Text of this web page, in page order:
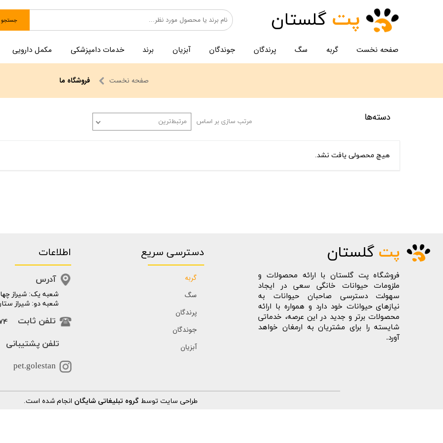
صفحه نخست گربه سگ پرندگان جوندگان آبزیان برند خدمات دامپزشکی مکمل دارویی
جستجو پت گلستان
صفحه نخست فروشگاه ما
دسته‌ها مرتب سازی بر اساس مرتبط‌ترین
هیچ محصولی یافت نشد.
پت گلستان
فروشگاه پت گلستان با ارائه محصولات و
ملزومات حیوانات خانگی سعی در ایجاد
سهولت دسترسی صاحبان حیوانات به
نیازهای حیوانات خود دارد و همواره با ارائه
محصولات برتر و جدید در این عرصه، خدماتی
شایسته را برای مشتریان به ارمغان خواهد
آورد.
دسترسی سریع
گربه
سگ
پرندگان
جوندگان
آبزیان
​​شعبه یک: شیراز
شعبه دو: شیراز
اطلاعات
آدرس
تلفن ثابت
pet.golestan
طراحی سایت توسط گروه تبلیغاتی شایگان انجام شده است.
تلفن پشتیبانی